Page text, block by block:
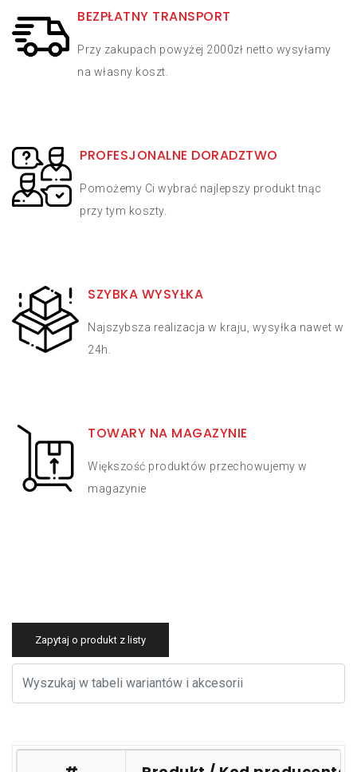
BEZPŁATNY TRANSPORT
Przy zakupach powyżej 2000zł netto wysyłamy
na własny koszt.
PROFESJONALNE DORADZTWO
Pomożemy Ci wybrać najlepszy produkt tnąc
przy tym koszty.
SZYBKA WYSYŁKA
Najszybsza realizacja w kraju, wysyłka nawet w
24h.
TOWARY NA MAGAZYNIE
Większość produktów przechowujemy w
magazynie
Zapytaj o produkt z listy